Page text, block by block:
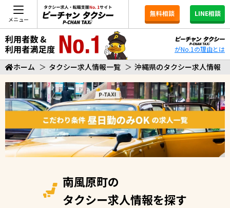
メニュー
無料相談 LINE相談
がNo.1の理由とは
ホーム ＞ タクシー求人情報一覧 ＞ 沖縄県のタクシー求人情報
南風原町の
タクシー求人情報を探す